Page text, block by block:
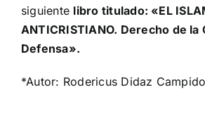
siguiente libro titulado: «EL
ANTICRISTIANO. Derecho de la
Defensa».
*Autor: Rodericus Didaz